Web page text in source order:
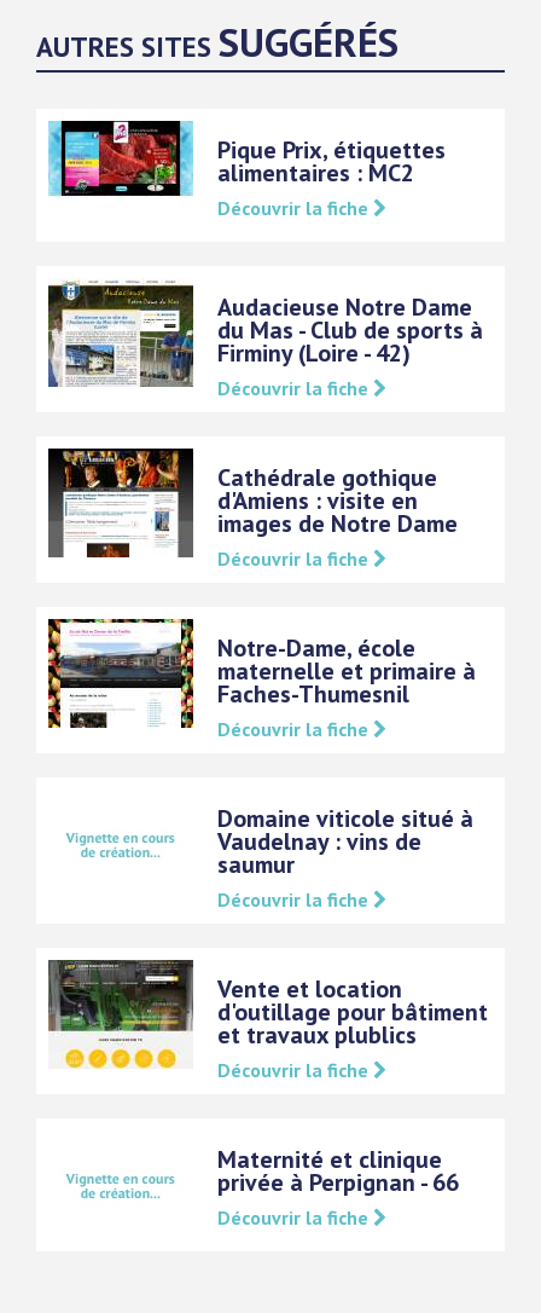
AUTRES SITES SUGGÉRÉS
Pique Prix, étiquettes
alimentaires : MC2
Découvrir la fiche
Audacieuse Notre Dame
du Mas - Club de sports à
Firminy (Loire - 42)
Découvrir la fiche
Cathédrale gothique
d'Amiens : visite en
images de Notre Dame
Découvrir la fiche
Notre-Dame, école
maternelle et primaire à
Faches-Thumesnil
Découvrir la fiche
Domaine viticole situé à
Vaudelnay : vins de
saumur
Découvrir la fiche
Vente et location
d'outillage pour bâtiment
et travaux plublics
Découvrir la fiche
Maternité et clinique
privée à Perpignan - 66
Découvrir la fiche